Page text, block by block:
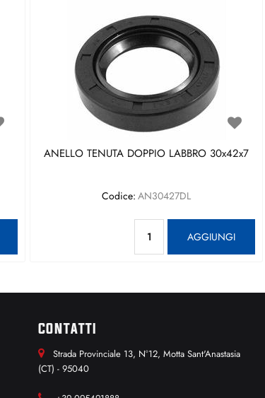
ANELLO TENUTA DOPPIO LABBRO 30x42x7
Codice: AN30427DL
AGGIUNGI
CONTATTI
Strada Provinciale 13, N°12, Motta Sant'Anastasia
(CT) - 95040